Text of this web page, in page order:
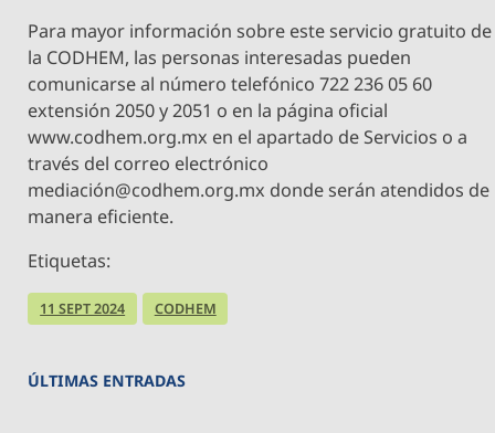
Para mayor información sobre este servicio gratuito de
la CODHEM, las personas interesadas pueden
comunicarse al número telefónico 722 236 05 60
extensión 2050 y 2051 o en la página oficial
www.codhem.org.mx en el apartado de Servicios o a
través del correo electrónico
mediación@codhem.org.mx donde serán atendidos de
manera eficiente.
Etiquetas:
11 SEPT 2024 CODHEM
ÚLTIMAS ENTRADAS